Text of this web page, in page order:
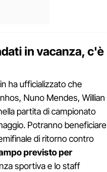
in vacanza, c'è
ha ufficializzato che
Nuno Mendes, Willian
partita di campionato
Potranno beneficiare
di ritorno contro
previsto per
sportiva e lo staff